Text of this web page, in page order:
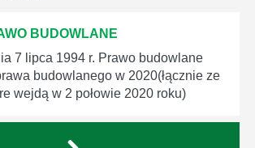
BUDOWLANE
7 lipca 1994 r. Prawo budowlane
budowlanego w 2020(łącznie ze
wejdą w 2 połowie 2020 roku)